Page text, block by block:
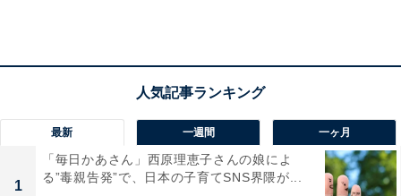
2位は楽天グループ。2021年3月に日本郵政や中国のテン
セント、米ウォルマートなどを引受先とする第三者割当
増資で2423億円を調達すると発表。国内の携帯電話事業
最新 一週間 一ヶ月
1
「毎日かあさん」西原理恵子さんの娘によ
る”毒親告発”で、日本の子育てSNS界隈が...